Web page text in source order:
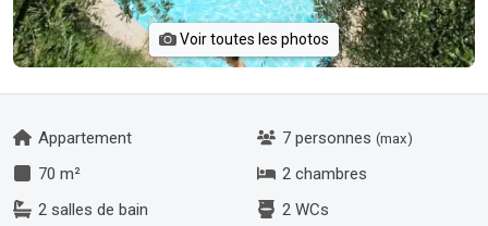
Voir toutes les photos
Appartement 7 personnes (max)
70 m²
2 chambres
2 salles de bain
2 WCs